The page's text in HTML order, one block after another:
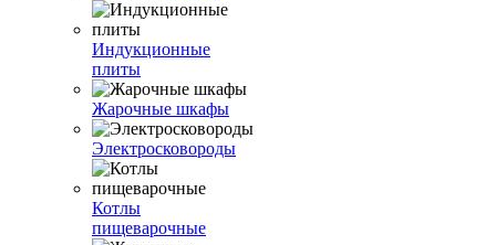
Индукционные
плиты
Жарочные шкафы
Электросковороды
Котлы
пищеварочные